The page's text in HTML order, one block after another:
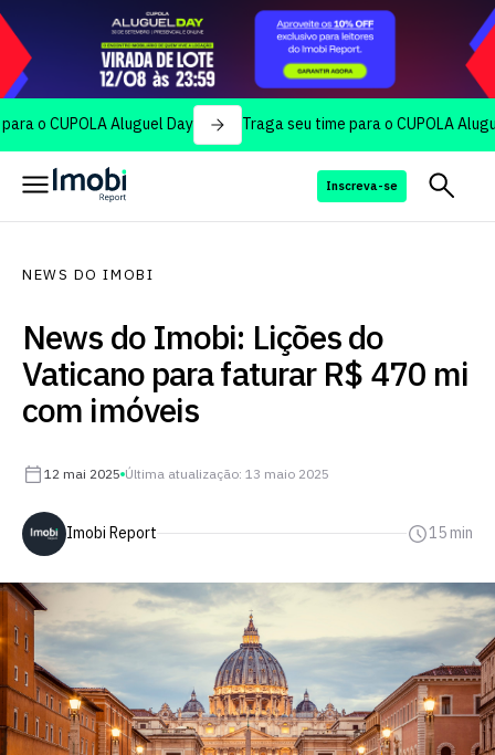
Aluguel Day Traga seu time para o CUPOLA Aluguel Day
Inscreva-se
NEWS DO IMOBI
News do Imobi: Lições do
Vaticano para faturar R$ 470 mi
com imóveis
12 mai 2025 Última atualização: 13 maio 2025
Imobi Report 15 min